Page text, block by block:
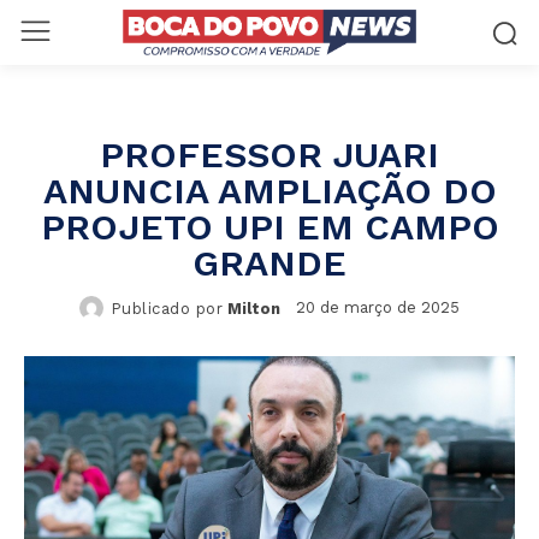
PROFESSOR JUARI
ANUNCIA AMPLIAÇÃO DO
PROJETO UPI EM CAMPO
GRANDE
Publicado por Milton 20 de março de 2025